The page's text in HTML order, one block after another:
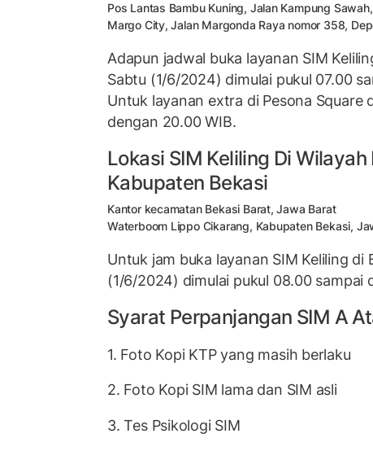
Pos Lantas Bambu Kuning, Jalan Kampung
Margo City, Jalan Margonda Raya nomor 358,
Adapun jadwal buka layanan SIM
Sabtu (1/6/2024) dimulai pukul 07.00
Untuk layanan extra di Pesona Square
dengan 20.00 WIB.
Lokasi SIM Keliling Di
Kabupaten Bekasi
Kantor kecamatan Bekasi Barat, Jawa Barat
Waterboom Lippo Cikarang, Kabupaten Bekasi,
Untuk jam buka layanan SIM Keliling di
(1/6/2024) dimulai pukul 08.00 sampai
Syarat Perpanjangan SIM A
1. Foto Kopi KTP yang masih berlaku
2. Foto Kopi SIM lama dan SIM asli
3. Tes Psikologi SIM